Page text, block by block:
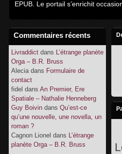
Commentaires récents
Livraddict dans L’étrange planète
Orga – B.R. Bruss
Aleciadans Formulaire de
contact
fidel dans An Premier, Ere
Spatiale – Nathalie Henneberg
Guy Boivin dans Qu’est-ce
qu’une nouvelle, une novella, un
roman ?
Cagnon Lionel dans L’étrange
planète Orga – B.R. Bruss
EPUB. Le portail s’enrichit